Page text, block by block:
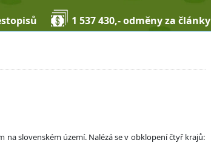
1 537 430,- odměny za články
slovenském území. Nalézá se v obklopení čtyř krajů: